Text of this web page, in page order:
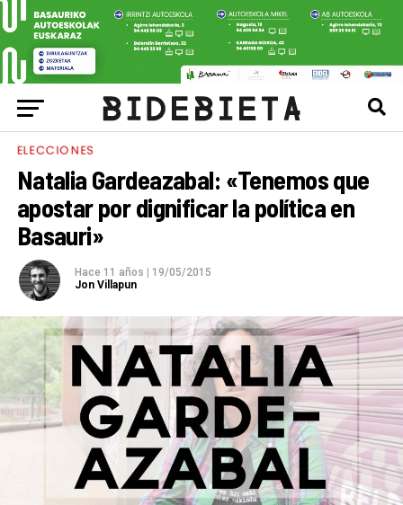
ELECCIONES
Natalia Gardeazabal: «Tenemos que
apostar por dignificar la política en
Basauri»
Hace 11 años
19/05/2015
Jon Villapun